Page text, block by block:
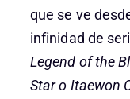
que se ve
infinidad de
Legend of the
Star o Itaewon